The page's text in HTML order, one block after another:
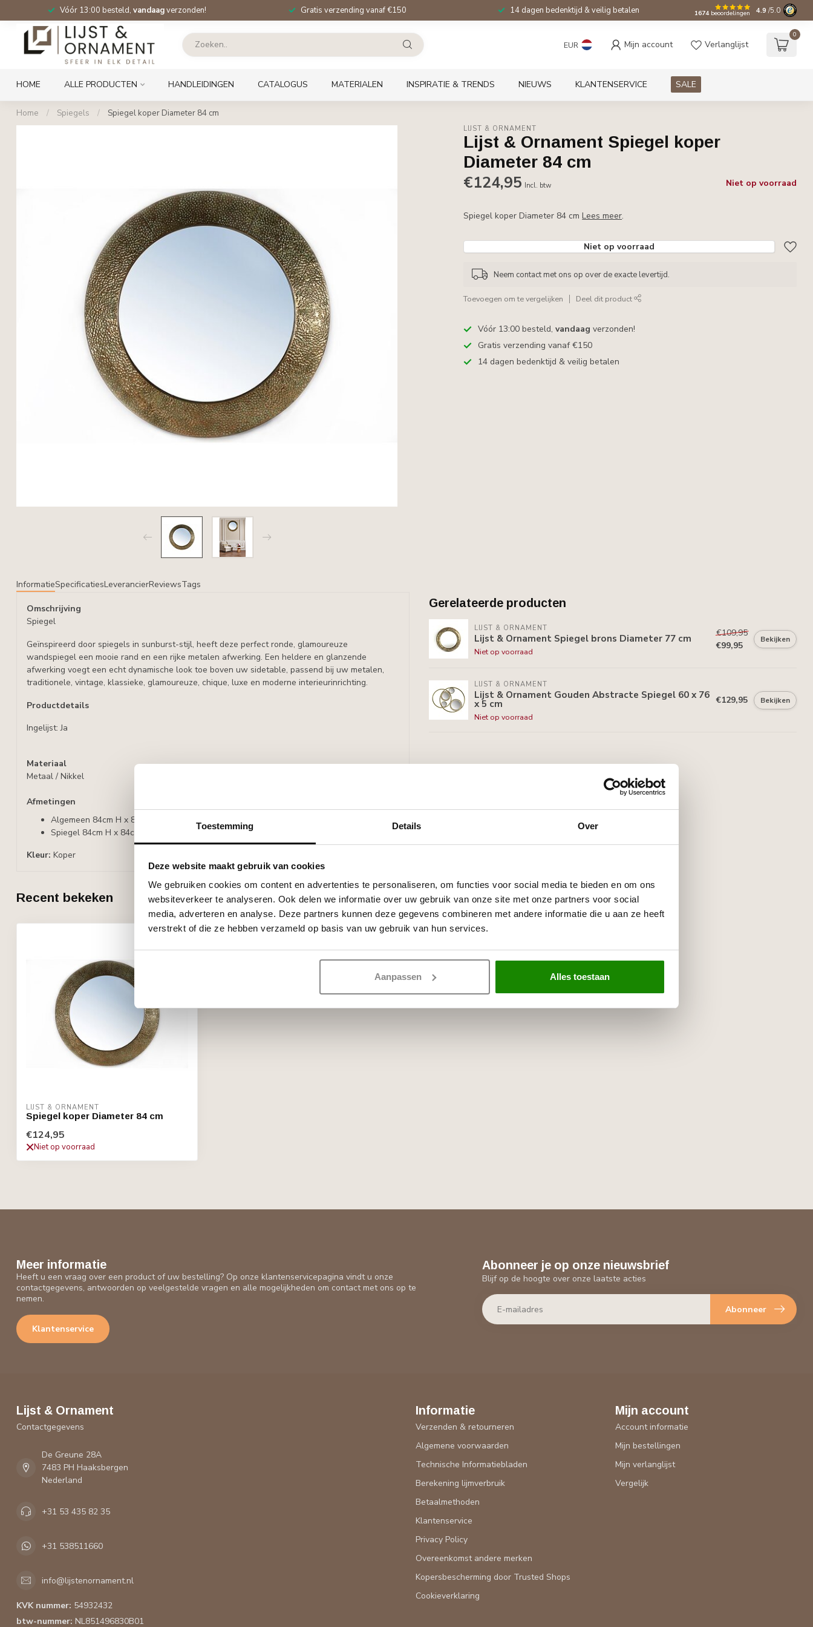
Toestemming Details Over
Deze website maakt gebruik van cookies
We gebruiken cookies om content en advertenties te personaliseren, om functies voor social media te bieden en om ons
websiteverkeer te analyseren. Ook delen we informatie over uw gebruik van onze site met onze partners voor social
media, adverteren en analyse. Deze partners kunnen deze gegevens combineren met andere informatie die u aan ze heeft
verstrekt of die ze hebben verzameld op basis van uw gebruik van hun services.
Aanpassen Alles toestaan
Vóór 13:00 besteld, vandaagverzonden! Gratis verzending vanaf €150 14 dagen bedenktijd & veilig betalen 1674beoordelingen 4.9 /5.0
EUR Mijn account Verlanglijst
0
HOME ALLE PRODUCTEN HANDLEIDINGEN CATALOGUS MATERIALEN INSPIRATIE & TRENDS NIEUWS KLANTENSERVICE SALE
Home / Spiegels / Spiegel koper Diameter 84 cm
LIJST & ORNAMENT
Lijst & Ornament Spiegel koper
Diameter 84 cm
€124,95 Incl. btw Niet op voorraad
Spiegel koper Diameter 84 cmLees meer.
Niet op voorraad
Neem contact met ons op over de exacte levertijd.
Toevoegen om te vergelijken Deel dit product
Vóór 13:00 besteld,vandaag verzonden!
Gratis verzending vanaf €150
14 dagen bedenktijd & veilig betalen
InformatieSpecificatiesLeverancierReviewsTags
Omschrijving
Spiegel
Geïnspireerd door spiegels in sunburst-stijl, heeft deze perfect ronde, glamoureuze
wandspiegel een mooie rand en een rijke metalen afwerking. Een heldere en glanzende
afwerking voegt een echt dynamische look toe boven uw sidetable, passend bij uw metalen,
traditionele, vintage, klassieke, glamoureuze, chique, luxe en moderne interieurinrichting.
Productdetails
Ingelijst: Ja
Materiaal
Metaal / Nikkel
Afmetingen
Algemeen 84cm H x 84cm B x 4,5cm
Spiegel 84cm H x 84cm
Kleur: Koper
Gerelateerde producten
LIJST & ORNAMENT
Lijst & Ornament Spiegel brons Diameter 77 cm
Niet op voorraad
€109,95
€99,95
Bekijken
LIJST & ORNAMENT
Lijst & Ornament Gouden Abstracte Spiegel 60 x 76
x 5 cm
Niet op voorraad
€129,95 Bekijken
Recent bekeken
LIJST & ORNAMENT
Spiegel koper Diameter 84 cm
€124,95
Niet op voorraad
Meer informatie
Heeft u een vraag over een product of uw bestelling? Op onze klantenservicepagina vindt u onze
contactgegevens, antwoorden op veelgestelde vragen en alle mogelijkheden om contact met ons op te
nemen.
Klantenservice
Abonneer je op onze nieuwsbrief
Blijf op de hoogte over onze laatste acties
Abonneer
Lijst & Ornament
Contactgegevens
De Greune 28A
7483 PH Haaksbergen
Nederland
+31 53 435 82 35
+31 538511660
info@lijstenornament.nl
KVK nummer: 54932432
btw-nummer: NL851496830B01
Informatie
Verzenden & retourneren
Algemene voorwaarden
Technische Informatiebladen
Berekening lijmverbruik
Betaalmethoden
Klantenservice
Privacy Policy
Overeenkomst andere merken
Kopersbescherming door Trusted Shops
Cookieverklaring
Mijn account
Account informatie
Mijn bestellingen
Mijn verlanglijst
Vergelijk